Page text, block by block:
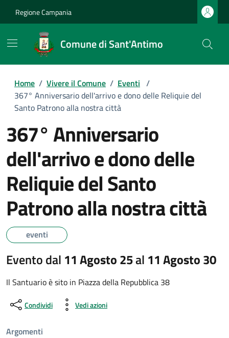
Regione Campania
Comune di Sant'Antimo
Home / Vivere il Comune / Eventi /
367° Anniversario dell'arrivo e dono delle Reliquie del
Santo Patrono alla nostra città
367° Anniversario
dell'arrivo e dono delle
Reliquie del Santo
Patrono alla nostra città
eventi
Evento dal 11 Agosto 25al 11 Agosto 30
Il Santuario è sito in Piazza della Repubblica 38
Condividi Vedi azioni
Argomenti